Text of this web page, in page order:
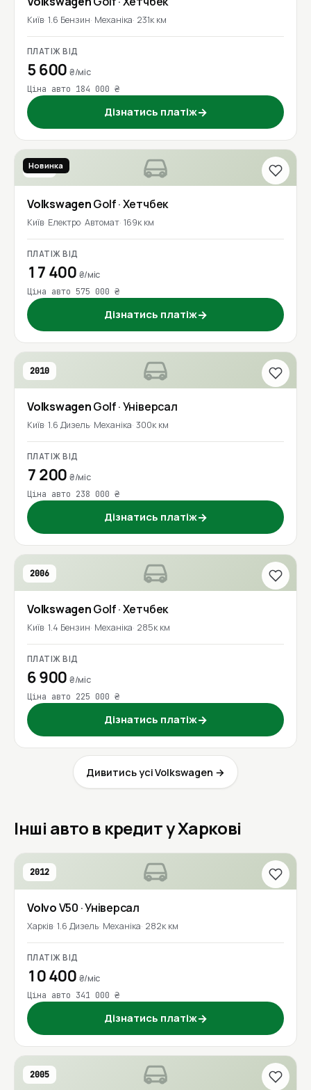
Київ 1.6 Бензин Механіка 231к км
ПЛАТІЖ ВІД
5 600₴/міс
Ціна авто 184 000 ₴
Дізнатись платіж→
2018
Новинка
VolkswagenGolf· Хетчбек
Київ Електро Автомат 169к км
ПЛАТІЖ ВІД
17 400 ₴/міс
Ціна авто 575 000 ₴
Дізнатись платіж→
2010
VolkswagenGolf· Універсал
Київ 1.6 Дизель Механіка 300к км
ПЛАТІЖ ВІД
7 200₴/міс
Ціна авто 238 000 ₴
Дізнатись платіж→
2006
VolkswagenGolf· Хетчбек
Київ 1.4 Бензин Механіка 285к км
ПЛАТІЖ ВІД
6 900₴/міс
Ціна авто 225 000 ₴
Дізнатись платіж→
Дивитись усі Volkswagen →
Інші авто в кредит у Харкові
2012
VolvoV50 · Універсал
Харків 1.6 Дизель Механіка 282к км
ПЛАТІЖ ВІД
10 400 ₴/міс
Ціна авто 341 000 ₴
Дізнатись платіж→
2005